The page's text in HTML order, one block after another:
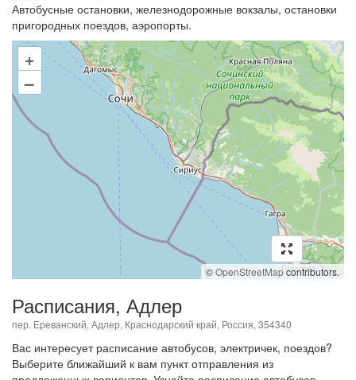
Автобусные остановки, железнодорожные вокзалы, остановки
пригородных поездов, аэропорты.
+
–
©OpenStreetMapcontributors.
Расписания, Адлер
пер. Ереванский, Адлер, Краснодарский край, Россия, 354340
Вас интересует расписание автобусов, электричек, поездов?
Выберите ближайший к вам пункт отправления из